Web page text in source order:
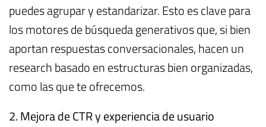
puedes agrupar y estandarizar. Esto es clave para
los motores de búsqueda generativos que, si bien
aportan respuestas conversacionales, hacen un
research basado en estructuras bien organizadas,
como las que te ofrecemos.
2. Mejora de CTR y experiencia de usuario